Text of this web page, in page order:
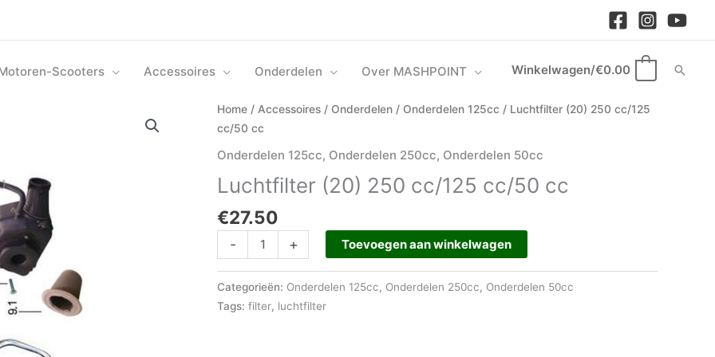
Scooters Accessoires Onderdelen Over MASHPOINT Winkelwagen/€0.00
Home / Accessoires / Onderdelen / Onderdelen 125cc / Luchtfilter (20) 250 cc/125
cc/50 cc
Onderdelen 125cc, Onderdelen 250cc, Onderdelen 50cc
Luchtfilter (20) 250 cc/125 cc/50 cc
€27.50
-
Luchtfilter
(20)
cc/50
aantal
+ Toevoegen aan winkelwagen
Categorieën: Onderdelen 125cc, Onderdelen 250cc, Onderdelen 50cc
Tags: filter, luchtfilter